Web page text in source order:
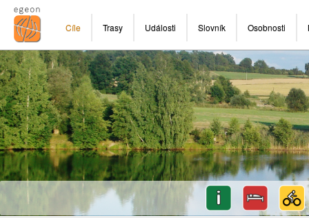
Cíle Trasy Události Slovník Osobnosti